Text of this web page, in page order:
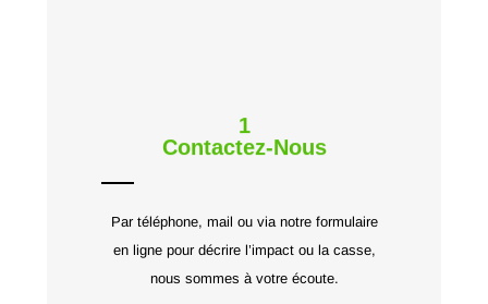
1
Contactez-Nous
Par téléphone, mail ou via notre formulaire
en ligne pour décrire l’impact ou la casse,
nous sommes à votre écoute.